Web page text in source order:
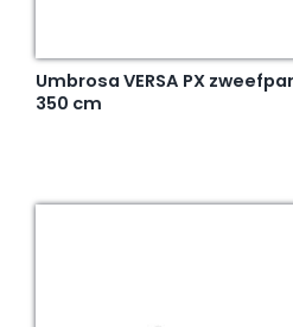
Umbrosa VERSA PX
350 cm